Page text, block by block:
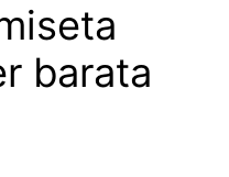
barata